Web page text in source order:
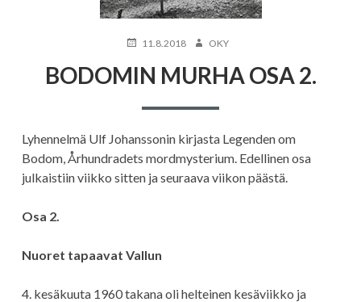
JULKAISTU
11.8.2018 KIRJOITTAJA
OKY
BODOMIN MURHA OSA 2.
Lyhennelmä Ulf Johanssonin kirjasta Legenden om
Bodom, Århundradets mordmysterium. Edellinen osa
julkaistiin viikko sitten ja seuraava viikon päästä.
Osa 2.
Nuoret tapaavat Vallun
4. kesäkuuta 1960 takana oli helteinen kesäviikko ja